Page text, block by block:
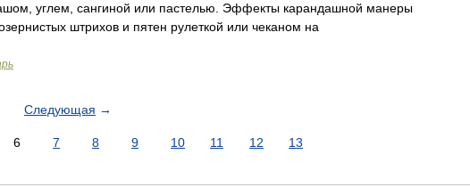
углем, сангиной или пастелью. Эффекты карандашной манеры
штрихов и пятен рулеткой или чеканом на
Следующая →
6 7 8 9 10 11 12 13